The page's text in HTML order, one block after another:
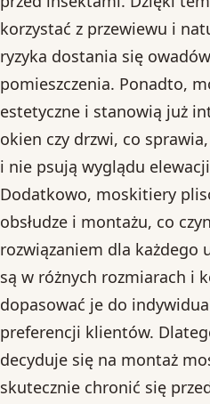
korzystać z przewiewu i
ryzyka dostania się
pomieszczenia. Ponadto,
estetyczne i stanowią już
okien czy drzwi, co
i nie psują wyglądu
Dodatkowo, moskitiery
obsłudze i montażu, co
rozwiązaniem dla każdego
są w różnych rozmiarach i
dopasować je do
preferencji klientów.
decyduje się na montaż
skutecznie chronić się